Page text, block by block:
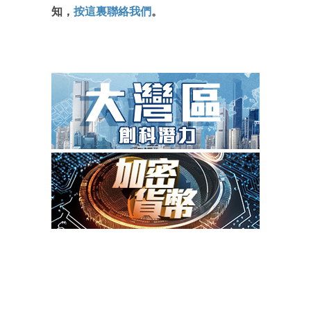
知， 按這裏聯絡我們。